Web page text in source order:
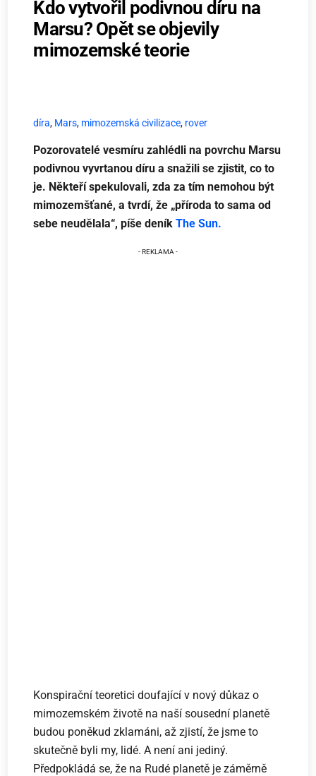
Kdo vytvořil podivnou díru na
Marsu? Opět se objevily
mimozemské teorie
díra, Mars, mimozemská civilizace, rover
Pozorovatelé vesmíru zahlédli na povrchu Marsu
podivnou vyvrtanou díru a snažili se zjistit, co to
je. Někteří spekulovali, zda za tím nemohou být
mimozemšťané, a tvrdí, že „příroda to sama od
sebe neudělala“, píše deníkThe Sun.
Konspirační teoretici doufající v nový důkaz o
mimozemském životě na naší sousední planetě
budou poněkud zklamáni, až zjistí, že jsme to
skutečně byli my, lidé. A není ani jediný.
Předpokládá se, že na Rudé planetě je záměrně